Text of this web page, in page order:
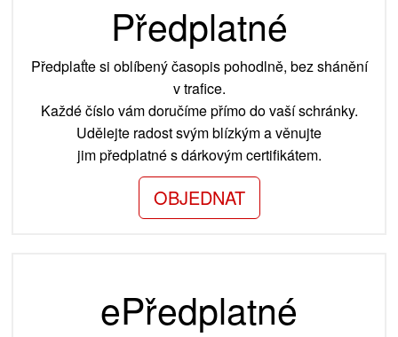
Předplatné
Předplaťte si oblíbený časopis pohodlně, bez shánění
v trafice.
Každé číslo vám doručíme přímo do vaší schránky.
Udělejte radost svým blízkým a věnujte
jim předplatné s dárkovým certifikátem.
OBJEDNAT
ePředplatné